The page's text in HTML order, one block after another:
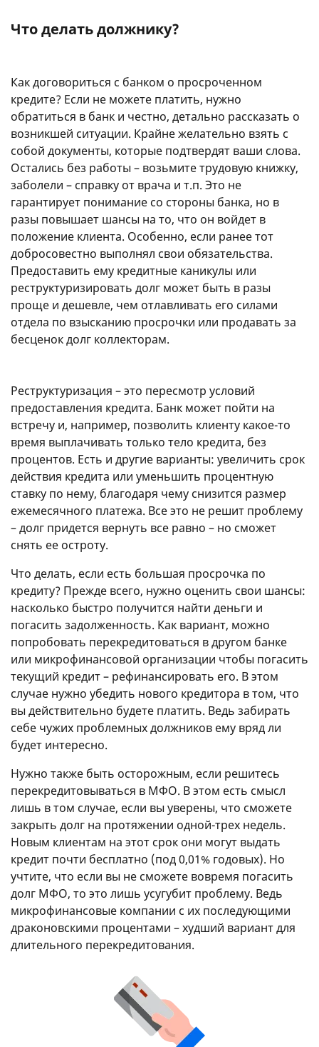
Что делать должнику?
Как договориться с банком о просроченном
кредите? Если не можете платить, нужно
обратиться в банк и честно, детально рассказать о
возникшей ситуации. Крайне желательно взять с
собой документы, которые подтвердят ваши слова.
Остались без работы – возьмите трудовую книжку,
заболели – справку от врача и т.п. Это не
гарантирует понимание со стороны банка, но в
разы повышает шансы на то, что он войдет в
положение клиента. Особенно, если ранее тот
добросовестно выполнял свои обязательства.
Предоставить ему кредитные каникулы или
реструктуризировать долг может быть в разы
проще и дешевле, чем отлавливать его силами
отдела по взысканию просрочки или продавать за
бесценок долг коллекторам.
Реструктуризация – это пересмотр условий
предоставления кредита. Банк может пойти на
встречу и, например, позволить клиенту какое-то
время выплачивать только тело кредита, без
процентов. Есть и другие варианты: увеличить срок
действия кредита или уменьшить процентную
ставку по нему, благодаря чему снизится размер
ежемесячного платежа. Все это не решит проблему
– долг придется вернуть все равно – но сможет
снять ее остроту.
Что делать, если есть большая просрочка по
кредиту? Прежде всего, нужно оценить свои шансы:
насколько быстро получится найти деньги и
погасить задолженность. Как вариант, можно
попробовать перекредитоваться в другом банке
или микрофинансовой организации чтобы погасить
текущий кредит – рефинансировать его. В этом
случае нужно убедить нового кредитора в том, что
вы действительно будете платить. Ведь забирать
себе чужих проблемных должников ему вряд ли
будет интересно.
Нужно также быть осторожным, если решитесь
перекредитовываться в МФО. В этом есть смысл
лишь в том случае, если вы уверены, что сможете
закрыть долг на протяжении одной-трех недель.
Новым клиентам на этот срок они могут выдать
кредит почти бесплатно (под 0,01% годовых). Но
учтите, что если вы не сможете вовремя погасить
долг МФО, то это лишь усугубит проблему. Ведь
микрофинансовые компании с их последующими
драконовскими процентами – худший вариант для
длительного перекредитования.